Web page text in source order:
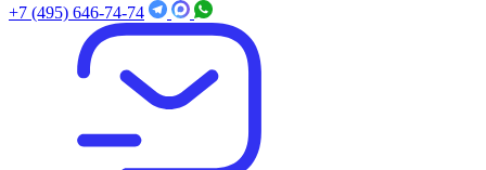
+7 (495) 646-74-74